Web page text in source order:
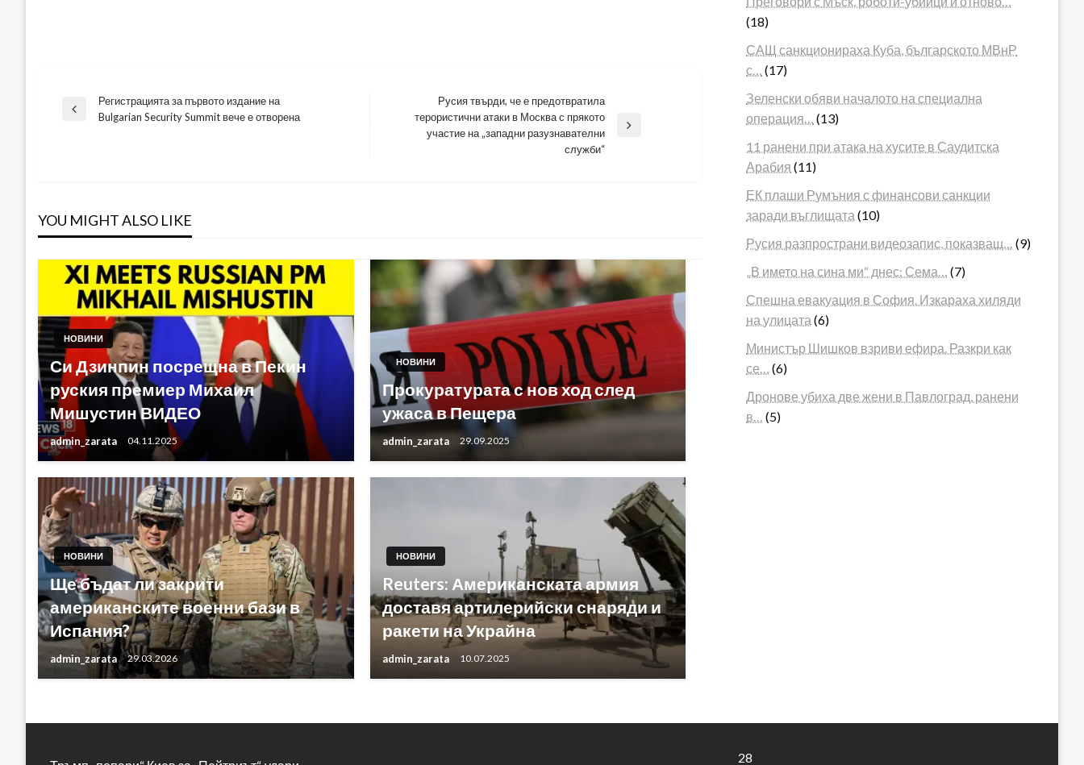
Навигация
Previous
Регистрацията за първото издание на
Bulgarian Security Summit вече е отворена
Русия твърди, че е предотвратила
терористични атаки в Москва с прякото
участие на „западни разузнавателни
служби“
YOU MIGHT ALSO LIKE
НОВИНИ
Си Дзинпин посрещна в Пекин
руския премиер Михаил
Мишустин ВИДЕО
admin_zarata 04.11.2025
НОВИНИ
Прокуратурата с нов ход след
ужаса в Пещера
admin_zarata 29.09.2025
НОВИНИ
Ще бъдат ли закрити
американските военни бази в
Испания?
admin_zarata 29.03.2026
НОВИНИ
Reuters: Американската армия
доставя артилерийски снаряди и
ракети на Украйна
admin_zarata 10.07.2025
(18)
САЩ санкционираха Куба, българското МВнР
с…
(17)
Зеленски обяви началото на специална
операция…
(13)
11 ранени при атака на хусите в Саудитска
Арабия (11)
ЕК плаши Румъния с финансови санкции
заради въглищата (10)
Русия разпространи видеозапис, показващ…
(9)
„В името на сина ми“ днес: Сема…
(7)
Спешна евакуация в София. Изкараха хиляди
на улицата (6)
Министър Шишков взриви ефира. Разкри как
се…
(6)
Дронове убиха две жени в Павлоград, ранени
в…
(5)
28